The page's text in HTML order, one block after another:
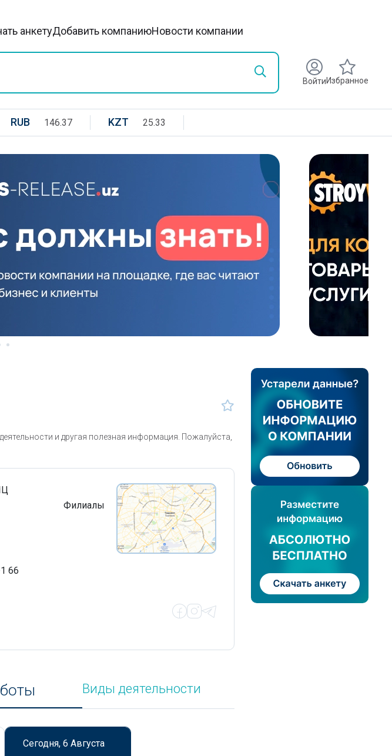
анкетуДобавить компаниюНовости компании
ВойтиИзбранное
RUB 146.37 KZT 25.33
и другая полезная информация. Пожалуйста,
Филиалы
66
Виды деятельности
Сегодня, 6 Августа